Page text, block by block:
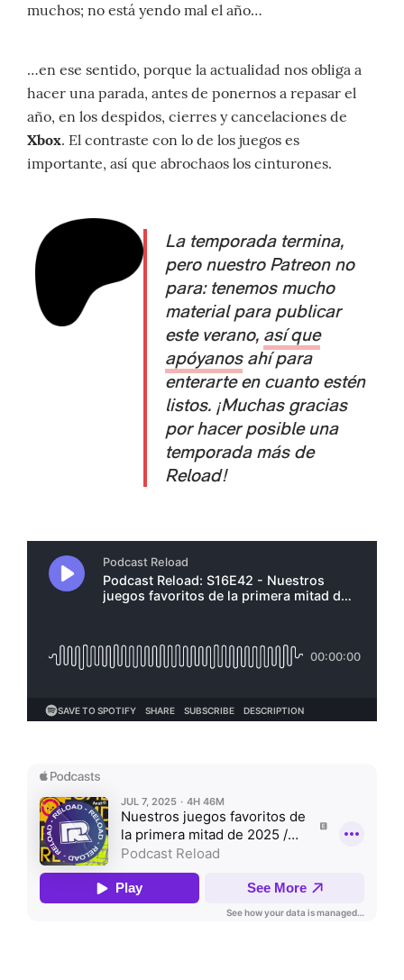
muchos; no está yendo mal el año…
…en ese sentido, porque la actualidad nos obliga a
hacer una parada, antes de ponernos a repasar el
año, en los despidos, cierres y cancelaciones de
Xbox. El contraste con lo de los juegos es
importante, así que abrochaos los cinturones.
La temporada termina,
pero nuestro Patreon no
para: tenemos mucho
material para publicar
este verano, así que
apóyanosahí para
enterarte en cuanto estén
listos. ¡Muchas gracias
por hacer posible una
temporada más de
Reload!